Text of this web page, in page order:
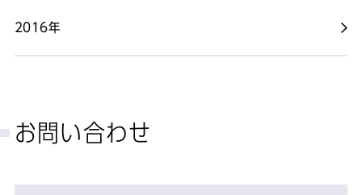
2016年
お問い合わせ